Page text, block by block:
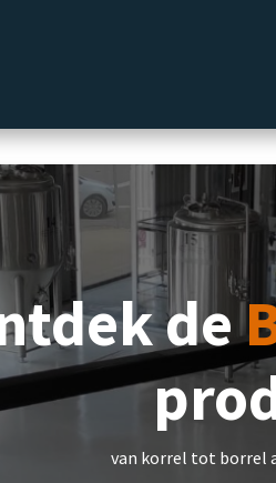
de
van korrel tot borrel